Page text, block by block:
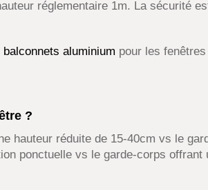
réglementaire 1m. La sécurité
balconnets aluminium pour les
?
hauteur réduite de 15-40cm vs le
ponctuelle vs le garde-corps offrant